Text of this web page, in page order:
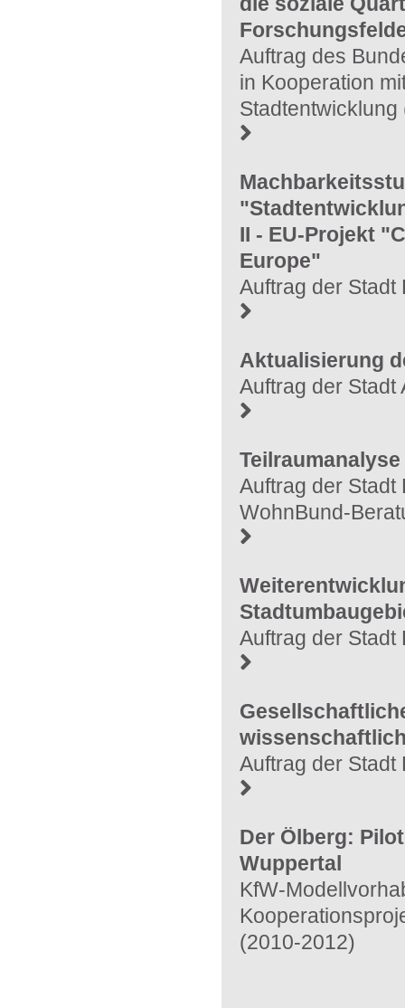
Auftrag des
in Kooperation
II - EU-Projekt
Europe"
Auftrag der Stadt
Aktualisierung
Auftrag der Stadt
Auftrag der Stadt
WohnBund-
Auftrag der
Auftrag der
Der Ölberg:
Wuppertal
KfW-
(2010-2012)